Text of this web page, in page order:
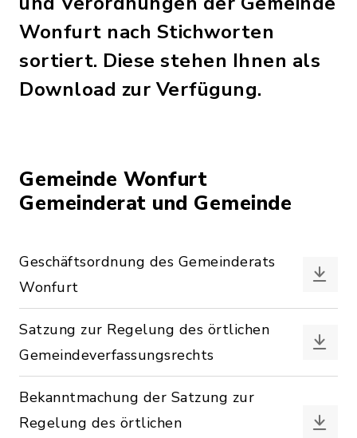
Wonfurt nach Stichworten
sortiert. Diese stehen Ihnen als
Download zur Verfügung.
Gemeinde Wonfurt
Gemeinderat und Gemeinde
Geschäftsordnung des Gemeinderats
Wonfurt
Satzung zur Regelung des örtlichen
Gemeindeverfassungsrechts
Bekanntmachung der Satzung zur
Regelung des örtlichen